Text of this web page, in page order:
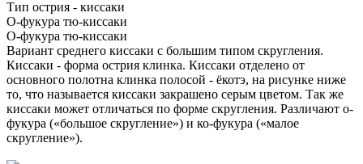
Тип острия - киссаки
О-фукура тю-киссаки
О-фукура тю-киссаки
Вариант среднего киссаки с большим типом скругления.
Киссаки - форма острия клинка. Киссаки отделено от
основного полотна клинка полосой - ёкотэ, на рисунке ниже
то, что называется киссаки закрашено серым цветом. Так же
киссаки может отличаться по форме скругления. Различают о-
фукура («большое скругление») и ко-фукура («малое
скругление»).